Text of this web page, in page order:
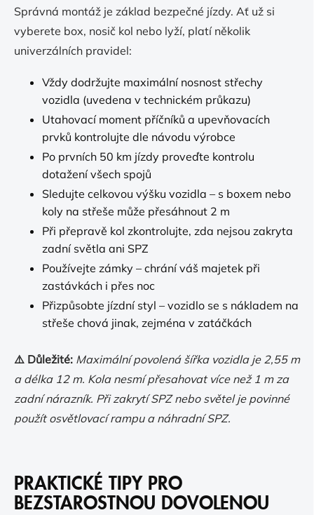
Správná montáž je základ bezpečné jízdy. Ať už si
vyberete box, nosič kol nebo lyží, platí několik
univerzálních pravidel:
Vždy dodržujte maximální nosnost střechy
vozidla (uvedena v technickém průkazu)
Utahovací moment příčníků a upevňovacích
prvků kontrolujte dle návodu výrobce
Po prvních 50 km jízdy proveďte kontrolu
dotažení všech spojů
Sledujte celkovou výšku vozidla – s boxem nebo
koly na střeše může přesáhnout 2 m
Při přepravě kol zkontrolujte, zda nejsou zakryta
zadní světla ani SPZ
Používejte zámky – chrání váš majetek při
zastávkách i přes noc
Přizpůsobte jízdní styl – vozidlo se s nákladem na
střeše chová jinak, zejména v zatáčkách
⚠️ Důležité: Maximální povolená šířka vozidla je 2,55 m
a délka 12 m. Kola nesmí přesahovat více než 1 m za
zadní nárazník. Při zakrytí SPZ nebo světel je povinné
použít osvětlovací rampu a náhradní SPZ.
PRAKTICKÉ TIPY PRO
BEZSTAROSTNOU DOVOLENOU